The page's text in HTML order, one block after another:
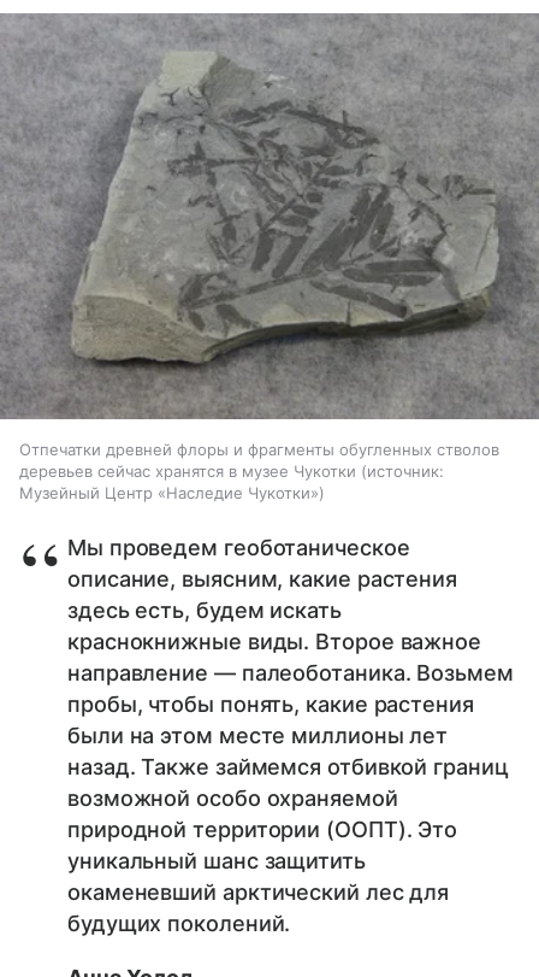
Отпечатки древней флоры и фрагменты обугленных стволов
деревьев сейчас хранятся в музее Чукотки
источник:
Музейный Центр «Наследие Чукотки»
Мы проведем геоботаническое
описание, выясним, какие растения
здесь есть, будем искать
краснокнижные виды. Второе важное
направление — палеоботаника. Возьмем
пробы, чтобы понять, какие растения
были на этом месте миллионы лет
назад. Также займемся отбивкой границ
возможной особо охраняемой
природной территории (ООПТ). Это
уникальный шанс защитить
окаменевший арктический лес для
будущих поколений.